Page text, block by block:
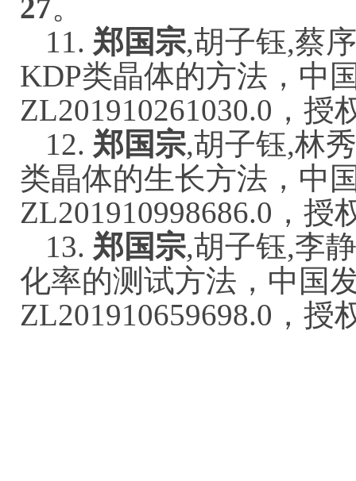
27。
11. 郑国宗,胡子钰,蔡
KDP类晶体的方法，中
ZL201910261030.0，授
12. 郑国宗,胡子钰,林
类晶体的生长方法，中
ZL201910998686.0，授
13. 郑国宗,胡子钰,李
化率的测试方法，中国
ZL201910659698.0，授